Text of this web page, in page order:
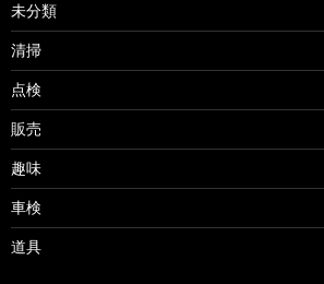
未分類
清掃
点検
販売
趣味
車検
道具